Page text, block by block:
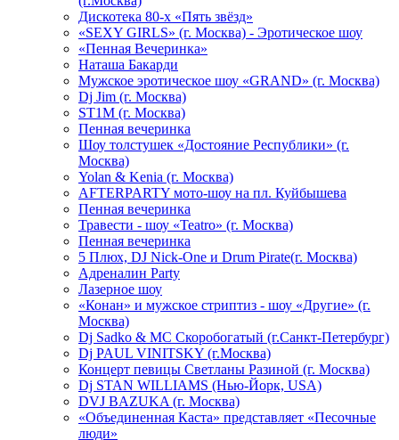
Дискотека 80-х «Пять звёзд»
«SEXY GIRLS» (г. Москва) - Эротическое шоу
«Пенная Вечеринка»
Hаташа Бакарди
Мужское эротическое шоу «GRAND» (г. Москва)
Dj Jim (г. Москва)
ST1M (г. Москва)
Пенная вечеринка
Шоу толстушек «Достояние Республики» (г.
Москва)
Yolan & Kenia (г. Москва)
AFTERPARTY мото-шоу на пл. Куйбышева
Пенная вечеринка
Травести - шоу «Teatro» (г. Москва)
Пенная вечеринка
5 Плюх, DJ Nick-One и Drum Pirate(г. Москва)
Адреналин Party
Лазерное шоу
«Конан» и мужское стриптиз - шоу «Другие» (г.
Москва)
Dj Sadko & МС Скоробогатый (г.Санкт-Петербург)
Dj PAUL VINITSKY (г.Москва)
Концерт певицы Светланы Разиной (г. Москва)
Dj STAN WILLIAMS (Нью-Йорк, USA)
DVJ BAZUKA (г. Москва)
«Объединенная Каста» представляет «Песочные
люди»